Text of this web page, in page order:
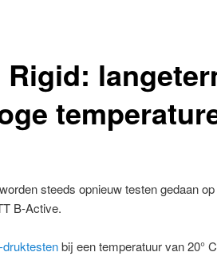
Rigid:
steeds opnieuw testen gedaan
B-Active.
bij een temperatuur van 20°